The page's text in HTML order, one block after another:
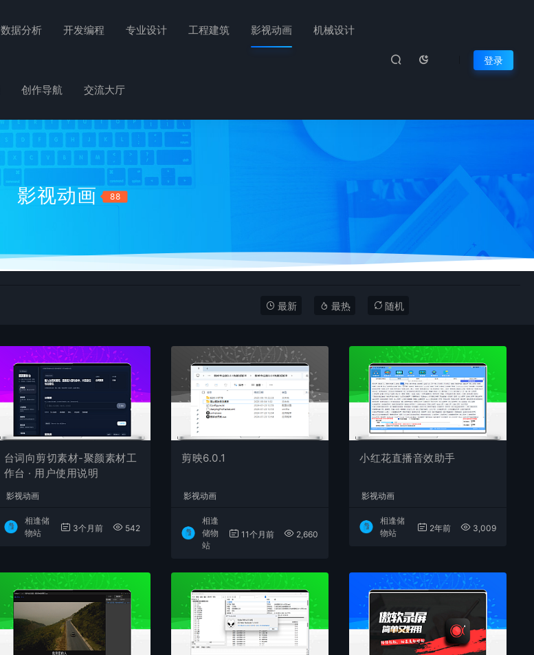
数据分析 开发编程 专业设计 工程建筑 影视动画 机械设计
创作导航 交流大厅
登录
影视动画 88
最新 最热 随机
台词向剪切素材-聚颜素材工
作台 · 用户使用说明
影视动画
相逢储
物站
3个月前 542
剪映6.0.1
影视动画
相逢
储物
站
11个月前 2,660
小红花直播音效助手
影视动画
相逢储
物站
2年前 3,009